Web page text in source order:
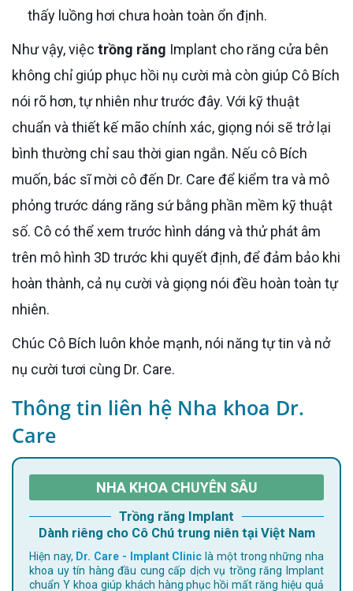
thấy luồng hơi chưa hoàn toàn ổn định.
Như vậy, việc trồng răng Implant cho răng cửa bên
không chỉ giúp phục hồi nụ cười mà còn giúp Cô Bích
nói rõ hơn, tự nhiên như trước đây. Với kỹ thuật
chuẩn và thiết kế mão chính xác, giọng nói sẽ trở lại
bình thường chỉ sau thời gian ngắn. Nếu cô Bích
muốn, bác sĩ mời cô đến Dr. Care để kiểm tra và mô
phỏng trước dáng răng sứ bằng phần mềm kỹ thuật
số. Cô có thể xem trước hình dáng và thử phát âm
trên mô hình 3D trước khi quyết định, để đảm bảo khi
hoàn thành, cả nụ cười và giọng nói đều hoàn toàn tự
nhiên.
Chúc Cô Bích luôn khỏe mạnh, nói năng tự tin và nở
nụ cười tươi cùng Dr. Care.
Thông tin liên hệ Nha khoa Dr.
Care
NHA KHOA CHUYÊN SÂU
Trồng răng Implant
Dành riêng cho Cô Chú trung niên tại Việt Nam
Hiện nay, Dr. Care - Implant Clinic là một trong những nha
khoa uy tín hàng đầu cung cấp dịch vụ trồng răng Implant
chuẩn Y khoa giúp khách hàng phục hồi mất răng hiệu quả